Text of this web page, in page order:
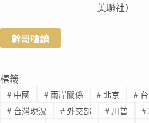
美聯社）
幹哥嗆讀
標籤
#中國 #兩岸關係 # 北京 #
#台灣現況 #外交部 # 川普 #